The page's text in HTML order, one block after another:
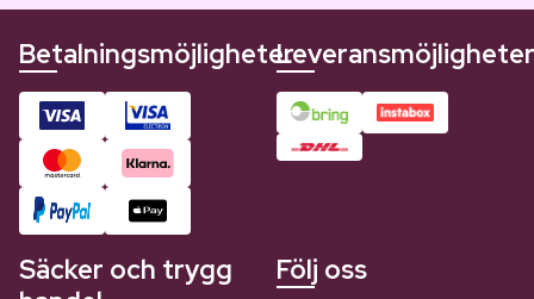
BetalningsmöjligheterLeveransmöjligheter
Säcker och trygg
Följ oss